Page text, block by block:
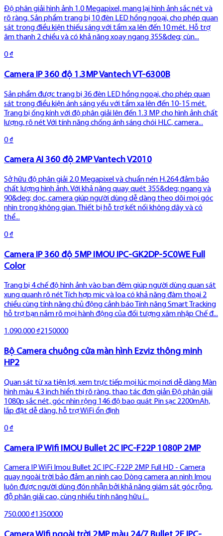
Độ phân giải hình ảnh 1.0 Megapixel, mang lại hình ảnh sắc nét và
rõ ràng. Sản phẩm trang bị 10 đèn LED hồng ngoại, cho phép quan
sát trong điều kiện thiếu sáng với tầm xa lên đến 10 mét. Hỗ trợ
âm thanh 2 chiều và có khả năng xoay ngang 355&deg; cùn...
0 ₫
Camera IP 360 độ 1.3MP Vantech VT-6300B
Sản phẩm được trang bị 36 đèn LED hồng ngoại, cho phép quan
sát trong điều kiện ánh sáng yếu với tầm xa lên đến 10-15 mét.
Trang bị ống kính với độ phân giải lên đến 1.3 MP cho hình ảnh chất
lượng, rõ nét Với tính năng chống ánh sáng chói HLC, camera...
0 ₫
Camera AI 360 độ 2MP Vantech V2010
Sở hữu độ phân giải 2.0 Megapixel và chuẩn nén H.264 đảm bảo
chất lượng hình ảnh. Với khả năng quay quét 355&deg; ngang và
90&deg; dọc, camera giúp người dùng dễ dàng theo dõi mọi góc
nhìn trong không gian. Thiết bị hỗ trợ kết nối không dây và có
thể...
0 ₫
Camera IP 360 độ 5MP IMOU IPC-GK2DP-5C0WE Full
Color
Trang bị 4 chế độ hình ảnh vào ban đêm giúp người dùng quan sát
xung quanh rõ nét Tích hợp mic và loa có khả năng đàm thoại 2
chiều cùng tính năng chủ động cảnh báo Tính năng Smart Tracking
hỗ trợ bạn nắm rõ mọi hành động của đối tượng xâm nhập Chế đ...
1.090.000 ₫2150000
Bộ Camera chuông cửa màn hình Ezviz thông minh
HP2
Quan sát từ xa tiện lợi, xem trực tiếp mọi lúc mọi nơi dễ dàng Màn
hình màu 4.3 inch hiển thị rõ ràng, thao tác đơn giản Độ phân giải
1080p sắc nét, góc nhìn rộng 146 độ bao quát Pin sạc 2200mAh,
lắp đặt dễ dàng, hỗ trợ WiFi ổn định
0 ₫
Camera IP Wifi IMOU Bullet 2C IPC-F22P 1080P 2MP
Camera IP WiFi Imou Bullet 2C IPC-F22P 2MP Full HD - Camera
quay ngoài trời bảo đảm an ninh cao Dòng camera an ninh Imou
luôn được người dùng đón nhận bởi khả năng giám sát góc rộng,
độ phân giải cao, cùng nhiều tính năng hữu í...
750.000 ₫1350000